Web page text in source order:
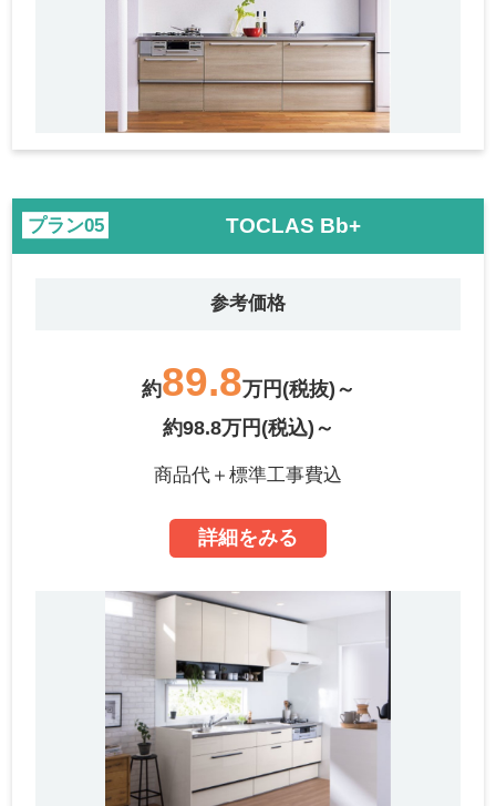
プラン TOCLAS Bb+
参考価格
約89.8万円(税抜)～
約98.8万円(税込)～
商品代＋標準工事費込
詳細をみる